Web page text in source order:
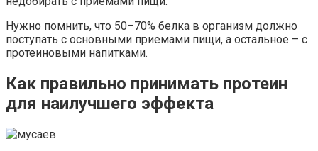
Нужно помнить, что 50–70% белка в организм должно
поступать с основными приемами пищи, а остальное – с
протеиновыми напитками.
Как правильно принимать протеин
для наилучшего эффекта